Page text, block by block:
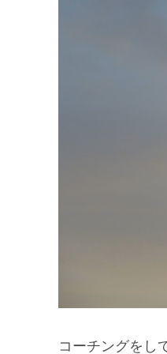
コーチングをし